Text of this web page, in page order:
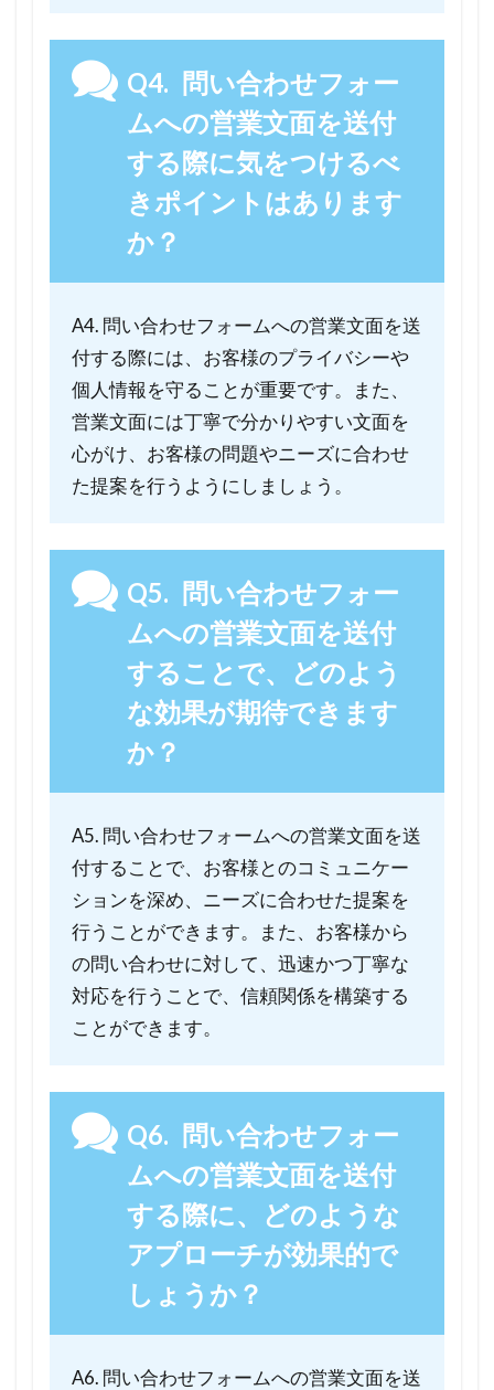
Q4. 問い合わせフォー
ムへの営業文面を送付
する際に気をつけるべ
きポイントはあります
か？
A4. 問い合わせフォームへの営業文面を送
付する際には、お客様のプライバシーや
個人情報を守ることが重要です。また、
営業文面には丁寧で分かりやすい文面を
心がけ、お客様の問題やニーズに合わせ
た提案を行うようにしましょう。
Q5. 問い合わせフォー
ムへの営業文面を送付
することで、どのよう
な効果が期待できます
か？
A5. 問い合わせフォームへの営業文面を送
付することで、お客様とのコミュニケー
ションを深め、ニーズに合わせた提案を
行うことができます。また、お客様から
の問い合わせに対して、迅速かつ丁寧な
対応を行うことで、信頼関係を構築する
ことができます。
Q6. 問い合わせフォー
ムへの営業文面を送付
する際に、どのような
アプローチが効果的で
しょうか？
A6. 問い合わせフォームへの営業文面を送